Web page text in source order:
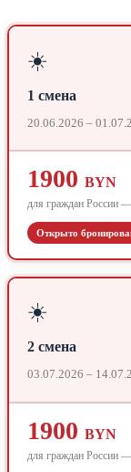
☀️
1 смена
20.06.2026 –
1900 BYN
для граждан России
Открыто
☀️
2 смена
03.07.2026 –
1900 BYN
для граждан России